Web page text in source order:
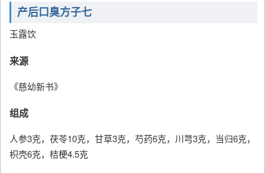
产后口臭方子七
玉露饮
来源
《慈幼新书》
组成
人参3克，茯苓10克，甘草3克，芍药6克，川芎3克，当归6克，
枳壳6克，桔梗4.5克